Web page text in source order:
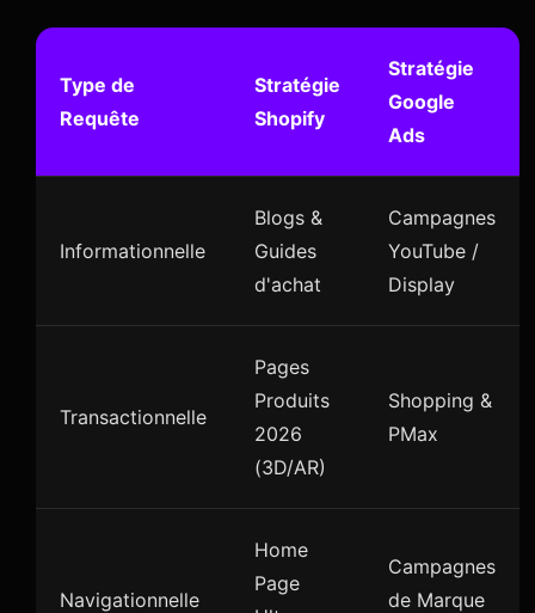
Type de
Requête
Stratégie
Shopify
Stratégie
Google
Ads
Informationnelle
Blogs &
Guides
d'achat
Campagnes
YouTube /
Display
Transactionnelle
Pages
Produits
2026
(3D/AR)
Shopping &
PMax
Navigationnelle
Home
Page
Campagnes
de Marque